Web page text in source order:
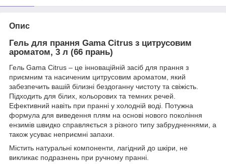
Опис
Гель для прання Gama Citrus з цитрусовим
ароматом, 3 л (66 прань)
Гель Gama Citrus – це інноваційній засіб для прання з
приємним та насиченим цитрусовим ароматом, який
забезпечить вашій білизні бездоганну чистоту та свіжість.
Підходить для білих, кольорових та темних речей.
Ефективний навіть при пранні у холодній воді. Потужна
формула для виведення плям на основі нового покоління
ензимів швидко справляється з різного типу забрудненнями, а
також усуває неприємні запахи.
Містить натуральні компоненти, лагідний до шкіри, не
викликає подразнень при ручному пранні.